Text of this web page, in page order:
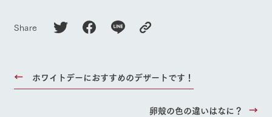
Share
ホワイトデーにおすすめのデザートです！
卵殻の色の違いはなに？